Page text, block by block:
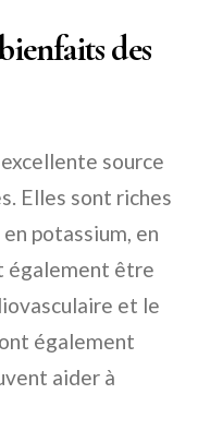
des
source
Elles sont riches
potassium, en
également être
et le
également
aider à